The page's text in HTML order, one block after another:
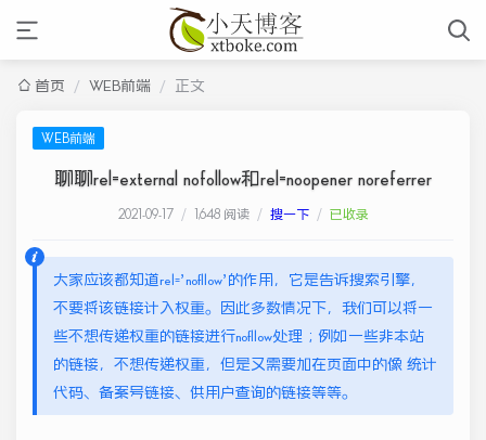
首页 / WEB前端 / 正文
WEB前端
聊聊rel=external nofollow和rel=noopener noreferrer
2021-09-17 / 1,648 阅读 / 搜一下 / 已收录
大家应该都知道rel=’nofllow’的作用，它是告诉搜索引擎，
不要将该链接计入权重。因此多数情况下，我们可以将一
些不想传递权重的链接进行nofllow处理；例如一些非本站
的链接，不想传递权重，但是又需要加在页面中的像 统计
代码、备案号链接、供用户查询的链接等等。